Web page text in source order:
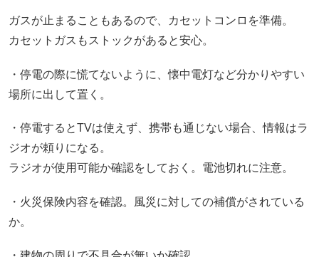
ガスが止まることもあるので、カセットコンロを準備。
カセットガスもストックがあると安心。
・停電の際に慌てないように、懐中電灯など分かりやすい
場所に出して置く。
・停電するとTVは使えず、携帯も通じない場合、情報はラ
ジオが頼りになる。
ラジオが使用可能か確認をしておく。電池切れに注意。
・火災保険内容を確認。風災に対しての補償がされている
か。